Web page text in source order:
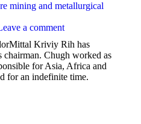
mining and metallurgical
a comment
Kriviy Rih has
chairman. Chugh worked as
for Asia, Africa and
for an indefinite time.